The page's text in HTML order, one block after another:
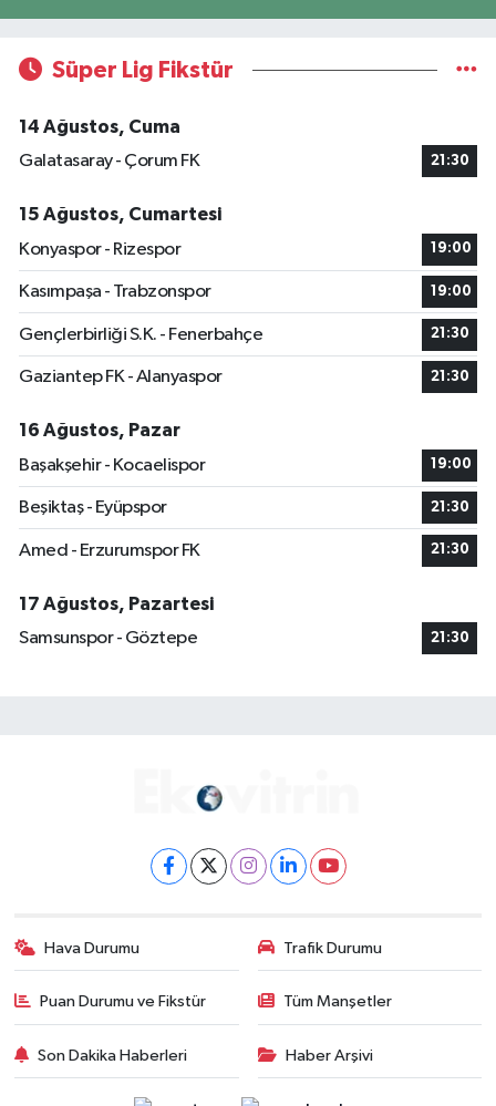
Süper Lig Fikstür
14 Ağustos, Cuma
Galatasaray - Çorum FK
21:30
15 Ağustos, Cumartesi
Konyaspor - Rizespor
19:00
Kasımpaşa - Trabzonspor 19:00
Gençlerbirliği S.K. - Fenerbahçe 21:30
Gaziantep FK - Alanyaspor 21:30
16 Ağustos, Pazar
Başakşehir - Kocaelispor
19:00
Beşiktaş - Eyüpspor 21:30
Amed - Erzurumspor FK 21:30
17 Ağustos, Pazartesi
Samsunspor - Göztepe
21:30
Hava Durumu Trafik Durumu
Puan Durumu ve Fikstür Tüm Manşetler
Son Dakika Haberleri Haber Arşivi